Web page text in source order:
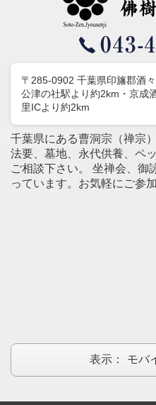
〒285-0902 千葉県印旛郡酒
公津の社駅より約2km・京成
里ICより約2km
千葉県にある曹洞宗（禅宗
法要、墓地、永代供養、ペ
ご相談下さい。 坐禅会、御
っています。お気軽にご参加
表示： モバ